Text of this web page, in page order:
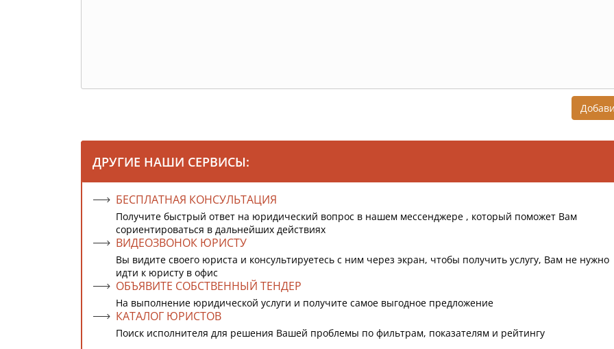
ДРУГИЕ НАШИ СЕРВИСЫ:
БЕСПЛАТНАЯ КОНСУЛЬТАЦИЯ
Получите быстрый ответ на юридический вопрос в нашем мессенджере , который поможет Вам
сориентироваться в дальнейших действиях
ВИДЕОЗВОНОК ЮРИСТУ
Вы видите своего юриста и консультируетесь с ним через экран, чтобы получить услугу, Вам не нужно
идти к юристу в офис
ОБЪЯВИТЕ СОБСТВЕННЫЙ ТЕНДЕР
На выполнение юридической услуги и получите самое выгодное предложение
КАТАЛОГ ЮРИСТОВ
Поиск исполнителя для решения Вашей проблемы по фильтрам, показателям и рейтингу